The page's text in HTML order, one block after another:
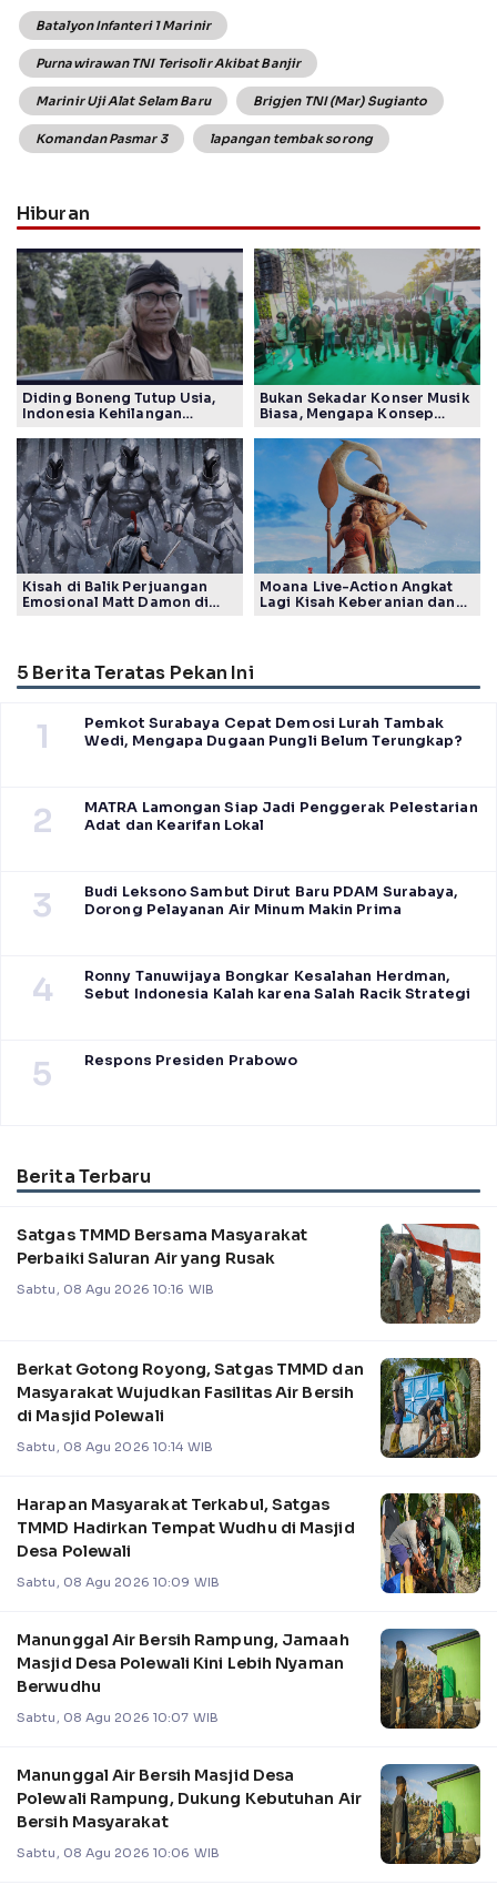
Batalyon Infanteri 1 Marinir
Purnawirawan TNI Terisolir Akibat Banjir
Marinir Uji Alat Selam Baru Brigjen TNI (Mar) Sugianto
Komandan Pasmar 3 lapangan tembak sorong
Hiburan
Diding Boneng Tutup Usia,
Indonesia Kehilangan
Generasi
Bukan Sekadar Konser Musik
Biasa, Mengapa Konsep
Tuai Pujian Banyak Pihak
Kisah di Balik Perjuangan
Emosional Matt Damon di
Moana Live-Action Angkat
Lagi Kisah Keberanian dan
5 Berita Teratas Pekan Ini
1
Pemkot Surabaya Cepat Demosi Lurah Tambak
Wedi, Mengapa Dugaan Pungli Belum Terungkap?
2
MATRA Lamongan Siap Jadi Penggerak Pelestarian
Adat dan Kearifan Lokal
3
Budi Leksono Sambut Dirut Baru PDAM Surabaya,
Dorong Pelayanan Air Minum Makin Prima
4
Ronny Tanuwijaya Bongkar Kesalahan Herdman,
Sebut Indonesia Kalah karena Salah Racik Strategi
5 Respons Presiden Prabowo
Berita Terbaru
Satgas TMMD Bersama Masyarakat
Perbaiki Saluran Air yang Rusak
Sabtu, 08 Agu 2026 10:16 WIB
Berkat Gotong Royong, Satgas TMMD dan
Masyarakat Wujudkan Fasilitas Air Bersih
di Masjid Polewali
Sabtu, 08 Agu 2026 10:14 WIB
Harapan Masyarakat Terkabul, Satgas
TMMD Hadirkan Tempat Wudhu di Masjid
Desa Polewali
Sabtu, 08 Agu 2026 10:09 WIB
Manunggal Air Bersih Rampung, Jamaah
Masjid Desa Polewali Kini Lebih Nyaman
Berwudhu
Sabtu, 08 Agu 2026 10:07 WIB
Manunggal Air Bersih Masjid Desa
Polewali Rampung, Dukung Kebutuhan Air
Bersih Masyarakat
Sabtu, 08 Agu 2026 10:06 WIB